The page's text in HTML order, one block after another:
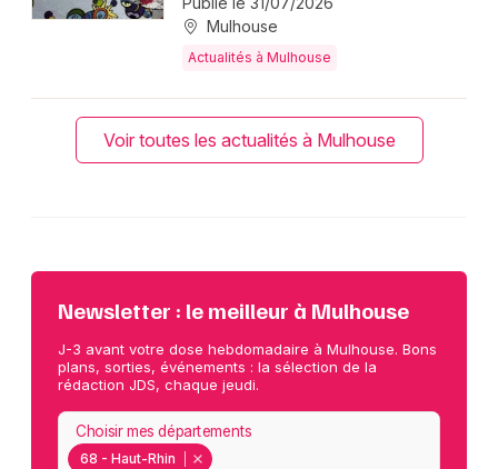
Mulhouse
Actualités à Mulhouse
Voir toutes les actualités à Mulhouse
Newsletter : le meilleur à Mulhouse
J-3 avant votre dose hebdomadaire à Mulhouse. Bons
plans, sorties, événements : la sélection de la
rédaction JDS, chaque jeudi.
68 - Haut-Rhin
Choisir mes départements